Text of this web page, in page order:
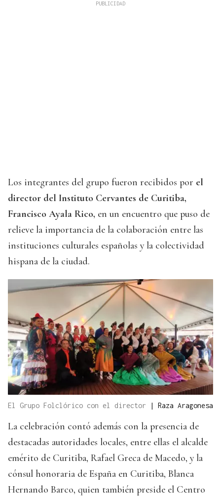
Los integrantes del grupo fueron recibidos por el
director del Instituto Cervantes de Curitiba,
Francisco Ayala Rico, en un encuentro que puso de
relieve la importancia de la colaboración entre las
instituciones culturales españolas y la colectividad
hispana de la ciudad.
El Grupo Folclórico con el director | Raza Aragonesa
La celebración contó además con la presencia de
destacadas autoridades locales, entre ellas el alcalde
emérito de Curitiba, Rafael Greca de Macedo, y la
cónsul honoraria de España en Curitiba, Blanca
Hernando Barco, quien también preside el Centro